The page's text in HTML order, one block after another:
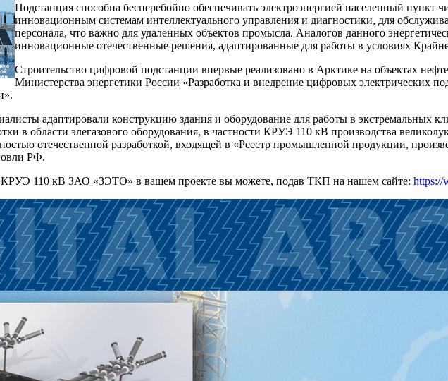
Подстанция способна бесперебойно обеспечивать электроэнергией населенный пункт
инновационным системам интеллектуального управления и диагностики, для
персонала, что важно для удаленных объектов промысла. Аналогов данного
инновационные отечественные решения, адаптированные для работы в условиях
Строительство цифровой подстанции впервые реализовано в Арктике на объектах
Министерства энергетики России «Разработка и внедрение цифровых электрических
адаптировали конструкцию здания и оборудование для работы в экстремальных
в области элегазового оборудования, в частности КРУЭ 110 кВ производства
отечественной разработкой, входящей в «Реестр промышленной продукции,
РФ.
КРУЭ 110 кВ ЗАО «ЗЭТО» в вашем проекте вы можете, подав ТКП на нашем сайте: https://